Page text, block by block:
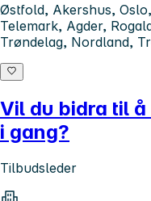
Østfold, Akershus,
Telemark, Agder,
Trøndelag, Nordland,
Vil du bidra til
i gang?
Tilbudsleder